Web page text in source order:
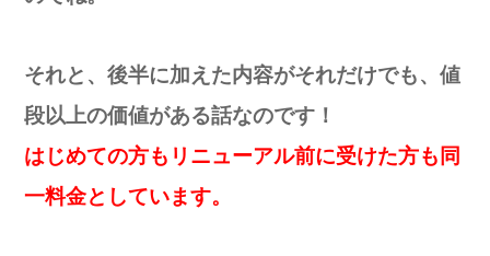
それと、後半に加えた内容がそれだけでも、値
段以上の価値がある話なのです！
はじめての方もリニューアル前に受けた方も同
一料金としています。